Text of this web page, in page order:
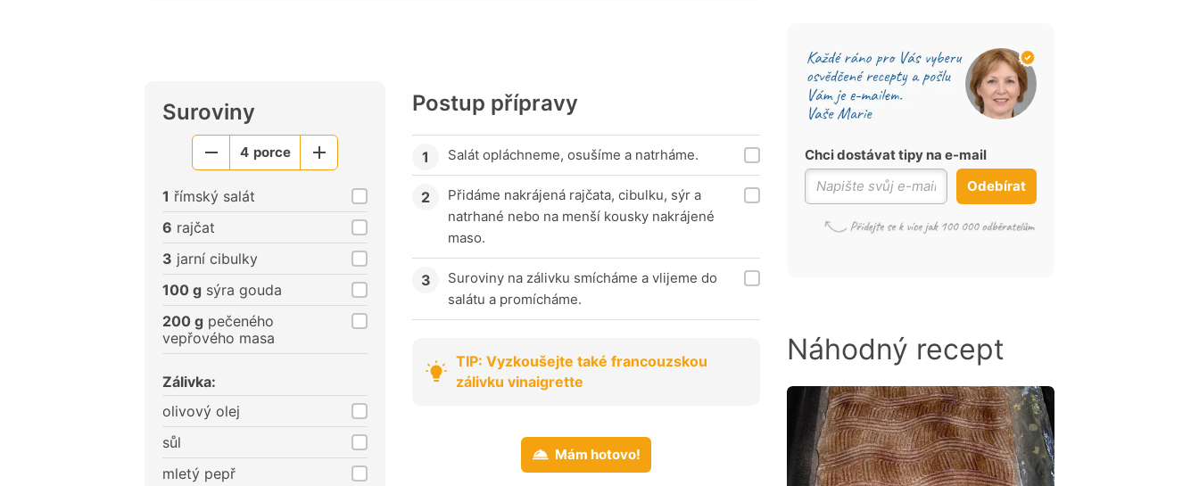
Suroviny
Menší
4 porce
Větší
1 římský salát
6 rajčat
3 jarní cibulky
100 g sýra gouda
200 g pečeného
vepřového masa
Zálivka:
olivový olej
sůl
mletý pepř
Postup přípravy
Salát opláchneme, osušíme a natrháme.
Přidáme nakrájená rajčata, cibulku, sýr a
natrhané nebo na menší kousky nakrájené
maso.
Suroviny na zálivku smícháme a vlijeme do
salátu a promícháme.
TIP: Vyzkoušejte také francouzskou
zálivku vinaigrette
Mám hotovo!
Chci dostávat tipy na e-mail
Odebírat
Náhodný recept